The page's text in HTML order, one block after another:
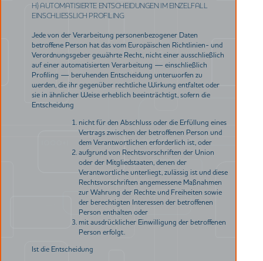
H) AUTOMATISIERTE ENTSCHEIDUNGEN IM EINZELFALL
EINSCHLIESSLICH PROFILING
Jede von der Verarbeitung personenbezogener Daten
betroffene Person hat das vom Europäischen Richtlinien- und
Verordnungsgeber gewährte Recht, nicht einer ausschließlich
auf einer automatisierten Verarbeitung — einschließlich
Profiling — beruhenden Entscheidung unterworfen zu
werden, die ihr gegenüber rechtliche Wirkung entfaltet oder
sie in ähnlicher Weise erheblich beeinträchtigt, sofern die
Entscheidung
nicht für den Abschluss oder die Erfüllung eines
Vertrags zwischen der betroffenen Person und
dem Verantwortlichen erforderlich ist, oder
aufgrund von Rechtsvorschriften der Union
oder der Mitgliedstaaten, denen der
Verantwortliche unterliegt, zulässig ist und diese
Rechtsvorschriften angemessene Maßnahmen
zur Wahrung der Rechte und Freiheiten sowie
der berechtigten Interessen der betroffenen
Person enthalten oder
mit ausdrücklicher Einwilligung der betroffenen
Person erfolgt.
Ist die Entscheidung